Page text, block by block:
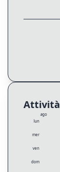
Attività
lun
mer
ven
dom
ago